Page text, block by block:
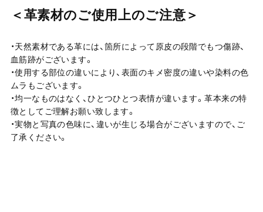
＜革素材のご使用上のご注意＞
・天然素材である革には、箇所によって原皮の段階でもつ傷跡、
血筋跡がございます。
・使用する部位の違いにより、表面のキメ密度の違いや染料の色
ムラもございます。
・均一なものはなく、ひとつひとつ表情が違います。革本来の特
徴としてご理解お願い致します。
・実物と写真の色味に、違いが生じる場合がございますので、ご
了承ください。